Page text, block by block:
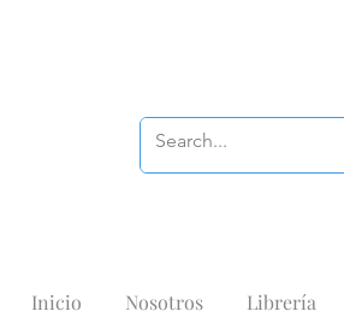
Inicio Nosotros Librería